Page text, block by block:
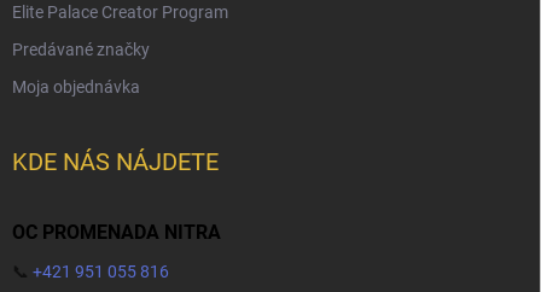
Elite Palace Creator Program
Predávané značky
Moja objednávka
KDE NÁS NÁJDETE
OC PROMENADA NITRA
📞 +421 951 055 816